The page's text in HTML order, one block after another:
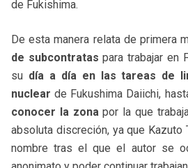
de Fukishima.
De esta manera relata de primera
de subcontratas para trabajar en
su día a día en las tareas de
nuclear de Fukushima Daiichi,
conocer la zona por la que
absoluta discreción, ya que Kazuto
nombre tras el que el autor se